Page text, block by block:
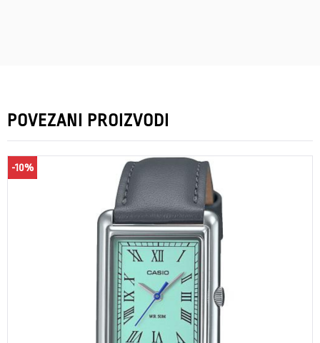
POVEZANI PROIZVODI
-10%